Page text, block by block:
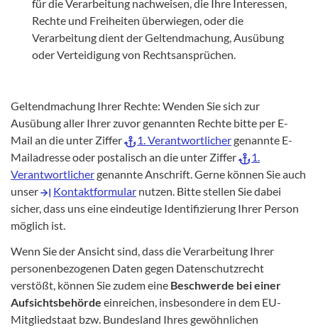
für die Verarbeitung nachweisen, die Ihre Interessen,
Rechte und Freiheiten überwiegen, oder die
Verarbeitung dient der Geltendmachung, Ausübung
oder Verteidigung von Rechtsansprüchen.
Geltendmachung Ihrer Rechte: Wenden Sie sich zur
Ausübung aller Ihrer zuvor genannten Rechte bitte per E-
Mail an die unter Ziffer
1. Verantwortlichergenannte E-
Mailadresse oder postalisch an die unter Ziffer
1.
Verantwortlichergenannte Anschrift. Gerne können Sie auch
unser
Kontaktformular nutzen. Bitte stellen Sie dabei
sicher, dass uns eine eindeutige Identifizierung Ihrer Person
möglich ist.
Wenn Sie der Ansicht sind, dass die Verarbeitung Ihrer
personenbezogenen Daten gegen Datenschutzrecht
verstößt, können Sie zudem eine Beschwerde bei einer
Aufsichtsbehörde einreichen, insbesondere in dem EU-
Mitgliedstaat bzw. Bundesland Ihres gewöhnlichen